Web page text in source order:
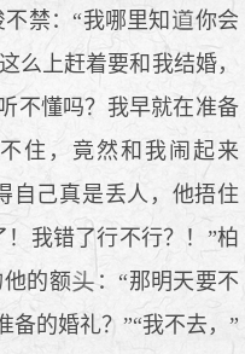
禁：“我哪里知
你会
么上赶着要和我结婚，
不懂吗？我早就在准备
住，竟然和我闹起来
自己真是丢人，他捂住
！我错了行不行？！”柏
他的额
：“那明天要不
备的婚礼？”“我不去，”